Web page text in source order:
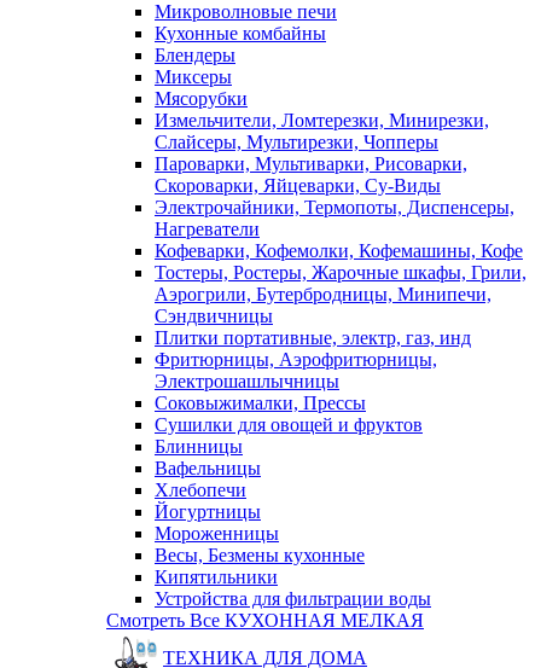
Микроволновые печи
Кухонные комбайны
Блендеры
Миксеры
Мясорубки
Измельчители, Ломтерезки, Минирезки,
Слайсеры, Мультирезки, Чопперы
Пароварки, Мультиварки, Рисоварки,
Скороварки, Яйцеварки, Су-Виды
Электрочайники, Термопоты, Диспенсеры,
Нагреватели
Кофеварки, Кофемолки, Кофемашины, Кофе
Тостеры, Ростеры, Жарочные шкафы, Грили,
Аэрогрили, Бутербродницы, Минипечи,
Сэндвичницы
Плитки портативные, электр, газ, инд
Фритюрницы, Аэрофритюрницы,
Электрошашлычницы
Соковыжималки, Прессы
Сушилки для овощей и фруктов
Блинницы
Вафельницы
Хлебопечи
Йогуртницы
Мороженницы
Весы, Безмены кухонные
Кипятильники
Устройства для фильтрации воды
Смотреть Все КУХОННАЯ МЕЛКАЯ
ТЕХНИКА ДЛЯ ДОМА